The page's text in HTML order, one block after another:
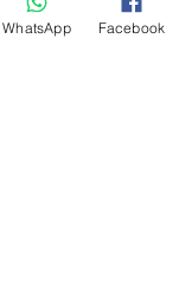
WhatsApp Facebook